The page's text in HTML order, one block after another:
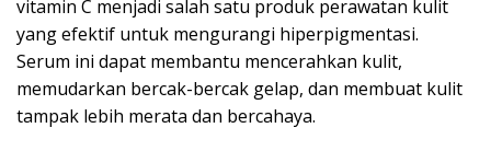
vitamin C menjadi salah satu produk perawatan kulit
yang efektif untuk mengurangi hiperpigmentasi.
Serum ini dapat membantu mencerahkan kulit,
memudarkan bercak-bercak gelap, dan membuat kulit
tampak lebih merata dan bercahaya.